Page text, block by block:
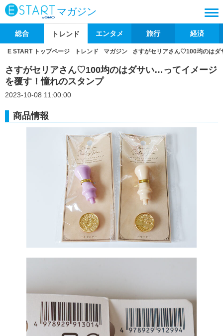
マガジン
総合 トレンド エンタメ 旅行 経済
E START トップページ トレンド マガジン さすがセリアさん♡100均のは
さすがセリアさん♡100均のはダサい…ってイメージ
を覆す！憧れのスタンプ
2023-10-08 11:00:00
商品情報